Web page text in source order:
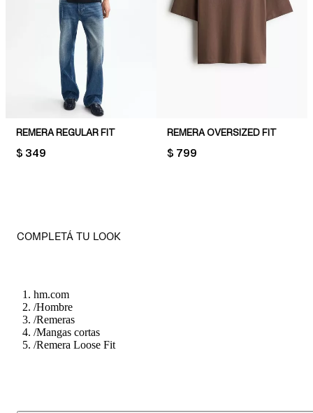
REMERA REGULAR FIT
PRICE:
$ 349
REMERA OVERSIZED FIT
PRICE:
$ 799
COMPLETÁ TU LOOK
hm.com
/Hombre
/Remeras
/Mangas cortas
/Remera Loose Fit